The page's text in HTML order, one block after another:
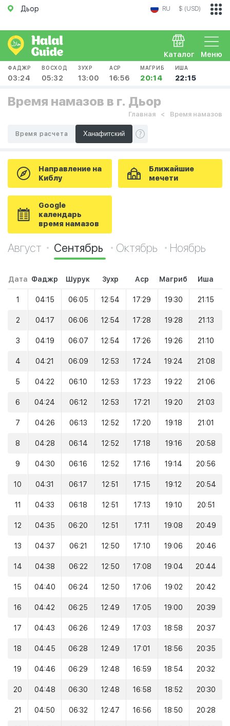
Дьор RU $ (USD)
Меню
Каталог
ФАДЖР
03:24
ВОСХОД
05:32
ЗУХР
13:00
АСР
16:56
МАГРИБ
20:14
ИША
22:15
Время намазов в г. Дьор
Главная Время намазов
Время расчета
Направление на
Киблу
Ближайшие
мечети
Google
календарь
время намазов
Август Сентябрь Октябрь Ноябрь
Дата Фаджр Шурук Зухр Аср Магриб Иша
1 04:15 06:05 12:54 17:29 19:30 21:15
2 04:17 06:06 12:54 17:28 19:28 21:13
3 04:19 06:07 12:54 17:26 19:26 21:10
4 04:21 06:09 12:53 17:24 19:24 21:08
5 04:22 06:10 12:53 17:23 19:22 21:06
6 04:24 06:12 12:53 17:21 19:20 21:03
7 04:26 06:13 12:52 17:20 19:18 21:01
8 04:28 06:14 12:52 17:18 19:16 20:58
9 04:30 06:16 12:52 17:16 19:14 20:56
10 04:31 06:17 12:51 17:15 19:12 20:54
11 04:33 06:18 12:51 17:13 19:10 20:51
12 04:35 06:20 12:51 17:11 19:08 20:49
13 04:37 06:21 12:50 17:10 19:06 20:46
14 04:38 06:22 12:50 17:08 19:04 20:44
15 04:40 06:24 12:50 17:06 19:02 20:42
16 04:42 06:25 12:49 17:05 19:00 20:39
17 04:43 06:26 12:49 17:03 18:58 20:37
18 04:45 06:28 12:49 17:01 18:56 20:35
19 04:46 06:29 12:48 16:59 18:54 20:32
20 04:48 06:30 12:48 16:58 18:52 20:30
21 04:50 06:32 12:47 16:56 18:50 20:28